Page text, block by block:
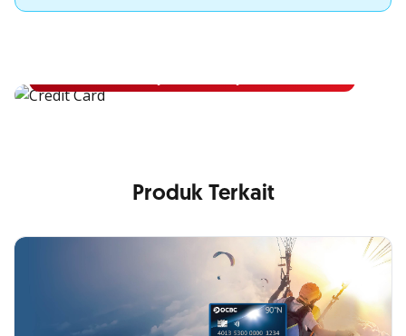
Apply Kartu Kredit OCBC NISP
Produk Terkait